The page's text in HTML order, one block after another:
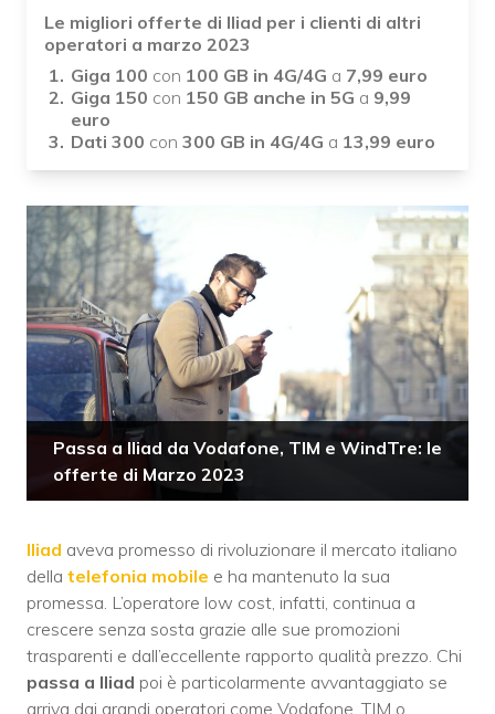
Le migliori offerte di Iliad per i clienti di altri
operatori a marzo 2023
Giga 100 con 100 GB in 4G/4G a 7,99 euro
Giga 150 con 150 GB anche in 5G a 9,99
euro
Dati 300 con 300 GB in 4G/4G a 13,99 euro
Passa a Iliad da Vodafone, TIM e WindTre: le
offerte di Marzo 2023
Iliad aveva promesso di rivoluzionare il mercato italiano
della telefonia mobile e ha mantenuto la sua
promessa. L’operatore low cost, infatti, continua a
crescere senza sosta grazie alle sue promozioni
trasparenti e dall’eccellente rapporto qualità prezzo. Chi
passa a Iliad poi è particolarmente avvantaggiato se
arriva dai grandi operatori come Vodafone, TIM o